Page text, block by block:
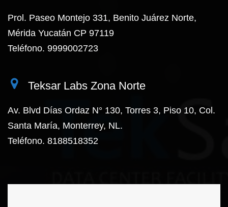
Prol. Paseo Montejo 331, Benito Juárez Norte,
Mérida Yucatán CP 97119
Teléfono. 9999002723
Teksar Labs Zona Norte
Av. Blvd Días Ordaz N° 130, Torres 3, Piso 10, Col.
Santa María, Monterrey, NL.
Teléfono. 8188518352